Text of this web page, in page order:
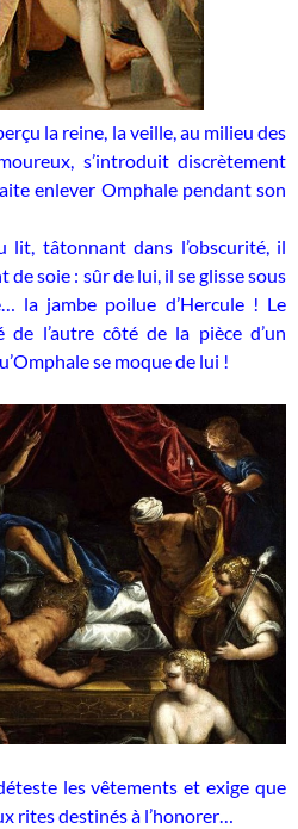
la reine, la veille, au milieu des
s’introduit discrètement
enlever Omphale pendant son
tâtonnant dans l’obscurité, il
soie : sûr de lui, il se glisse sous
la jambe poilue d’Hercule ! Le
l’autre côté de la pièce d’un
se moque de lui !
les vêtements et exige que
rites destinés à l’honorer…